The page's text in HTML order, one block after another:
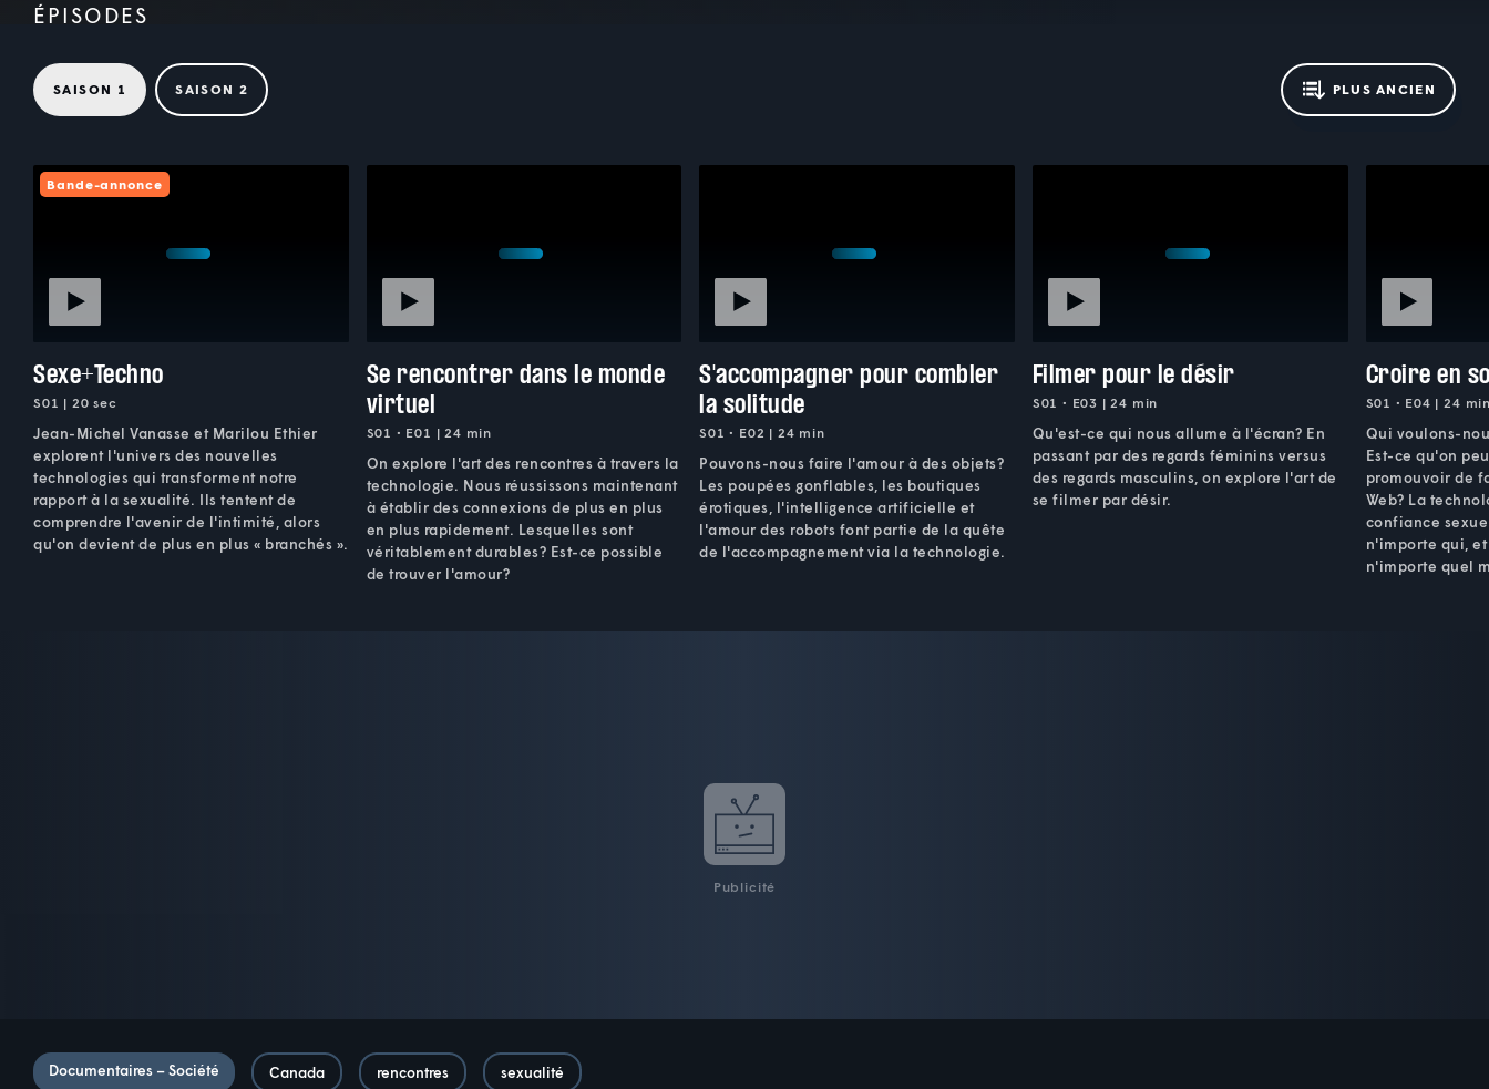
ÉPISODES
SAISON 1 SAISON 2 PLUS ANCIEN
Bande-annonce
Sexe+Techno
S01 | 20 sec
Jean-Michel Vanasse et Marilou Ethier
explorent l'univers des nouvelles
technologies qui transforment notre
rapport à la sexualité. Ils tentent de
comprendre l'avenir de l'intimité, alors
qu'on devient de plus en plus « branchés ».
Se rencontrer dans le monde
virtuel
S01 • E01 | 24 min
On explore l'art des rencontres à travers la
technologie. Nous réussissons maintenant
à établir des connexions de plus en plus
en plus rapidement. Lesquelles sont
véritablement durables? Est-ce possible
de trouver l'amour?
S'accompagner pour combler
la solitude
S01 • E02 | 24 min
Pouvons-nous faire l'amour à des objets?
Les poupées gonflables, les boutiques
érotiques, l'intelligence artificielle et
l'amour des robots font partie de la quête
de l'accompagnement via la technologie.
Filmer pour le désir
S01 • E03 | 24 min
Qu'est-ce qui nous allume à l'écran? En
passant par des regards féminins versus
des regards masculins, on explore l'art de
se filmer par désir.
Croire en
S01 • E04 | 24
Qui voulons-
Est-ce qu'on
promouvoir de
Web? La
confiance
n'importe qui,
n'importe quel
Publicité
Documentaires – Société Canada rencontres sexualité